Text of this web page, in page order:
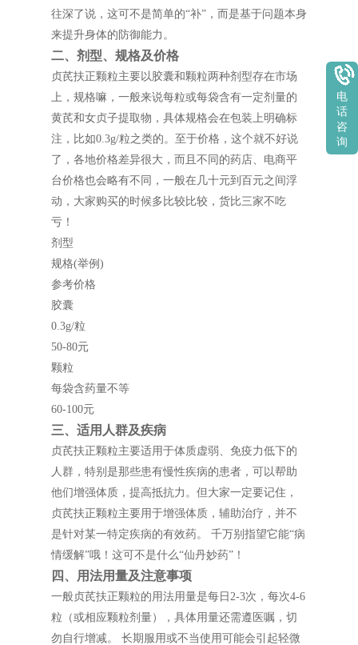
往深了说，这可不是简单的“补”，而是基于问题本身
来提升身体的防御能力。
二、剂型、规格及价格
贞芪扶正颗粒主要以胶囊和颗粒两种剂型存在市场
上，规格嘛，一般来说每粒或每袋含有一定剂量的
黄芪和女贞子提取物，具体规格会在包装上明确标
注，比如0.3g/粒之类的。至于价格，这个就不好说
了，各地价格差异很大，而且不同的药店、电商平
台价格也会略有不同，一般在几十元到百元之间浮
动，大家购买的时候多比较比较，货比三家不吃
亏！
剂型
规格(举例)
参考价格
胶囊
0.3g/粒
50-80元
颗粒
每袋含药量不等
60-100元
三、适用人群及疾病
贞芪扶正颗粒主要适用于体质虚弱、免疫力低下的
人群，特别是那些患有慢性疾病的患者，可以帮助
他们增强体质，提高抵抗力。但大家一定要记住，
贞芪扶正颗粒主要用于增强体质，辅助治疗，并不
是针对某一特定疾病的有效药。 千万别指望它能“病
情缓解”哦！这可不是什么“仙丹妙药”！
四、用法用量及注意事项
一般贞芪扶正颗粒的用法用量是每日2-3次，每次4-6
粒（或相应颗粒剂量），具体用量还需遵医嘱，切
勿自行增减。 长期服用或不当使用可能会引起轻微
电
话
咨
询